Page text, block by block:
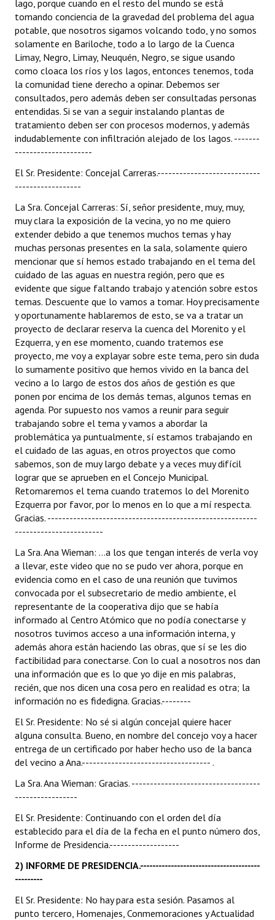
lago, porque cuando en el resto del mundo se está
tomando conciencia de la gravedad del problema del agua
potable, que nosotros sigamos volcando todo, y no somos
solamente en Bariloche, todo a lo largo de la Cuenca
Limay, Negro, Limay, Neuquén, Negro, se sigue usando
como cloaca los ríos y los lagos, entonces tenemos, toda
la comunidad tiene derecho a opinar. Debemos ser
consultados, pero además deben ser consultadas personas
entendidas. Si se van a seguir instalando plantas de
tratamiento deben ser con procesos modernos, y además
indudablemente con infiltración alejado de los lagos. -------
---------------------
El Sr. Presidente: Concejal Carreras.----------------------------
------------------
La Sra. Concejal Carreras: Sí, señor presidente, muy, muy,
muy clara la exposición de la vecina, yo no me quiero
extender debido a que tenemos muchos temas y hay
muchas personas presentes en la sala, solamente quiero
mencionar que sí hemos estado trabajando en el tema del
cuidado de las aguas en nuestra región, pero que es
evidente que sigue faltando trabajo y atención sobre estos
temas. Descuente que lo vamos a tomar. Hoy precisamente
y oportunamente hablaremos de esto, se va a tratar un
proyecto de declarar reserva la cuenca del Morenito y el
Ezquerra, y en ese momento, cuando tratemos ese
proyecto, me voy a explayar sobre este tema, pero sin duda
lo sumamente positivo que hemos vivido en la banca del
vecino a lo largo de estos dos años de gestión es que
ponen por encima de los demás temas, algunos temas en
agenda. Por supuesto nos vamos a reunir para seguir
trabajando sobre el tema y vamos a abordar la
problemática ya puntualmente, sí estamos trabajando en
el cuidado de las aguas, en otros proyectos que como
sabemos, son de muy largo debate y a veces muy difícil
lograr que se aprueben en el Concejo Municipal.
Retomaremos el tema cuando tratemos lo del Morenito
Ezquerra por favor, por lo menos en lo que a mí respecta.
Gracias. ---------------------------------------------------------
------------------------
La Sra. Ana Wieman: ...a los que tengan interés de verla voy
a llevar, este video que no se pudo ver ahora, porque en
evidencia como en el caso de una reunión que tuvimos
convocada por el subsecretario de medio ambiente, el
representante de la cooperativa dijo que se había
informado al Centro Atómico que no podía conectarse y
nosotros tuvimos acceso a una información interna, y
además ahora están haciendo las obras, que sí se les dio
factibilidad para conectarse. Con lo cual a nosotros nos dan
una información que es lo que yo dije en mis palabras,
recién, que nos dicen una cosa pero en realidad es otra; la
información no es fidedigna. Gracias.--------
El Sr. Presidente: No sé si algún concejal quiere hacer
alguna consulta. Bueno, en nombre del concejo voy a hacer
entrega de un certificado por haber hecho uso de la banca
del vecino a Ana.----------------------------------- .
La Sra. Ana Wieman: Gracias. -----------------------------------
-----------------
El Sr. Presidente: Continuando con el orden del día
establecido para el día de la fecha en el punto número dos,
Informe de Presidencia.-------------------
2) INFORME DE PRESIDENCIA.---------------------------------------
---------
El Sr. Presidente: No hay para esta sesión. Pasamos al
punto tercero, Homenajes, Conmemoraciones y Actualidad